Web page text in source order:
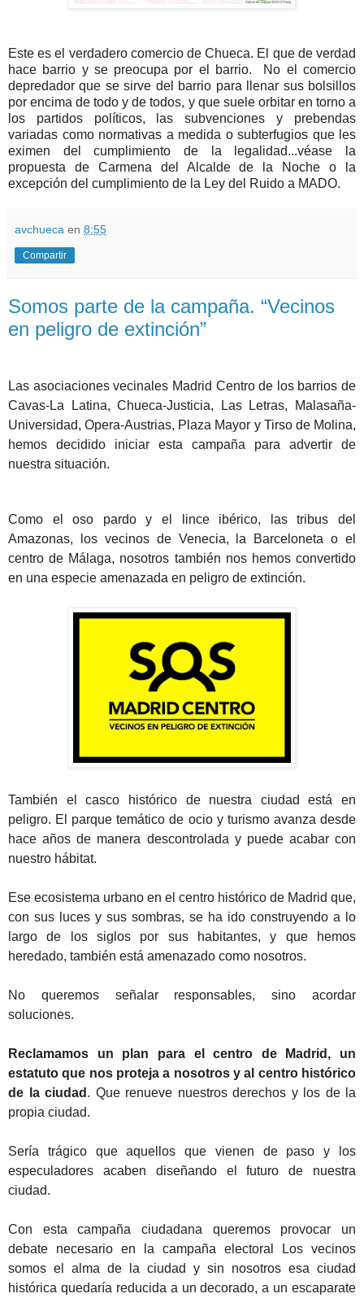
Este es el verdadero comercio de Chueca. El que de verdad
hace barrio y se preocupa por el barrio. No el comercio
depredador que se sirve del barrio para llenar sus bolsillos
por encima de todo y de todos, y que suele orbitar en torno a
los partidos políticos, las subvenciones y prebendas
variadas como normativas a medida o subterfugios que les
eximen del cumplimiento de la legalidad...véase la
propuesta de Carmena del Alcalde de la Noche o la
excepción del cumplimiento de la Ley del Ruido a MADO.
avchueca en 8:55
Compartir
Somos parte de la campaña. “Vecinos
en peligro de extinción”
Las asociaciones vecinales Madrid Centro de los barrios de
Cavas-La Latina, Chueca-Justicia, Las Letras, Malasaña-
Universidad, Opera-Austrias, Plaza Mayor y Tirso de Molina,
hemos decidido iniciar esta campaña para advertir de
nuestra situación.
Como el oso pardo y el lince ibérico, las tribus del
Amazonas, los vecinos de Venecia, la Barceloneta o el
centro de Málaga, nosotros también nos hemos convertido
en una especie amenazada en peligro de extinción.
También el casco histórico de nuestra ciudad está en
peligro. El parque temático de ocio y turismo avanza desde
hace años de manera descontrolada y puede acabar con
nuestro hábitat.
Ese ecosistema urbano en el centro histórico de Madrid que,
con sus luces y sus sombras, se ha ido construyendo a lo
largo de los siglos por sus habitantes, y que hemos
heredado, también está amenazado como nosotros.
No queremos señalar responsables, sino acordar
soluciones.
Reclamamos un plan para el centro de Madrid, un
estatuto que nos proteja a nosotros y al centro histórico
de la ciudad . Que renueve nuestros derechos y los de la
propia ciudad.
Sería trágico que aquellos que vienen de paso y los
especuladores acaben diseñando el futuro de nuestra
ciudad.
Con esta campaña ciudadana queremos provocar un
debate necesario en la campaña electoral Los vecinos
somos el alma de la ciudad y sin nosotros esa ciudad
histórica quedaría reducida a un decorado, a un escaparate